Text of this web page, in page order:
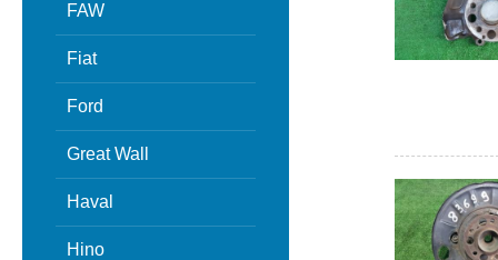
FAW
Fiat
Ford
Great Wall
Haval
Hino